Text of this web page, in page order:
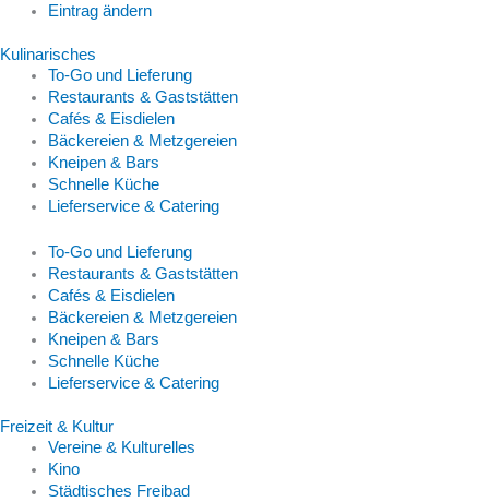
Eintrag ändern
Kulinarisches
To-Go und Lieferung
Restaurants & Gaststätten
Cafés & Eisdielen
Bäckereien & Metzgereien
Kneipen & Bars
Schnelle Küche
Lieferservice & Catering
To-Go und Lieferung
Restaurants & Gaststätten
Cafés & Eisdielen
Bäckereien & Metzgereien
Kneipen & Bars
Schnelle Küche
Lieferservice & Catering
Freizeit & Kultur
Vereine & Kulturelles
Kino
Städtisches Freibad